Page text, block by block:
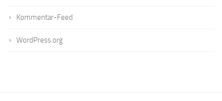
Kommentar-Feed
WordPress.org